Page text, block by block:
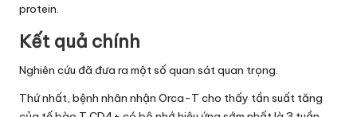
protein.
Kết quả chính
Nghiên cứu đã đưa ra một số quan sát quan trọng.
Thứ nhất, bệnh nhân nhận Orca-T cho thấy tần suất tăng